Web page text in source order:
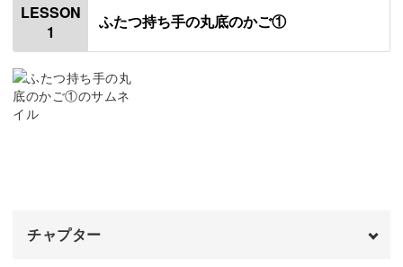
編み目がそろっていなくても、それが味となってかわいら
しさを引き立ててくれます。
うまくできるかな…と不安な方も、気負わずに始めてくだ
この講座で作るのは、かごの中でもオーソドックスな丸底
LESSON
1
ふたつ持ち手の丸底のかご①
チャプター